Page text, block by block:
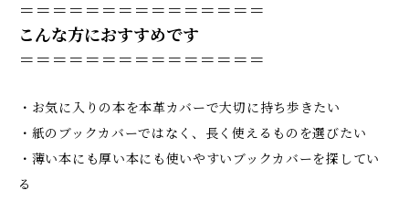
＝＝＝＝＝＝＝＝＝＝＝＝＝＝＝
こんな方におすすめです
＝＝＝＝＝＝＝＝＝＝＝＝＝＝＝
・お気に入りの本を本革カバーで大切に持ち歩きたい
・紙のブックカバーではなく、長く使えるものを選びたい
・薄い本にも厚い本にも使いやすいブックカバーを探してい
る